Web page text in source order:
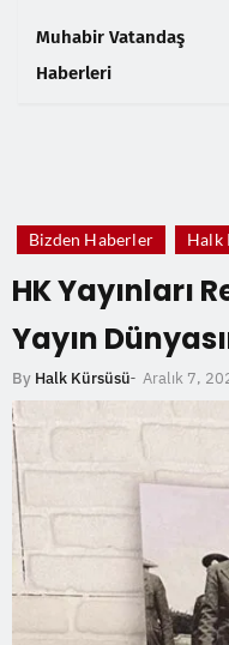
Muhabir Vatandaş
Haberleri
Bizden Haberler Halk
HK Yayınları
Yayın
By Halk Kürsüsü- Aralık 7,